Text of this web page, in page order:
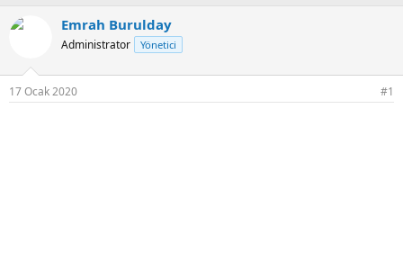
n
y
u
b
ş
a
ı
Emrah Burulday
Administrator Yönetici
17 Ocak 2020 #1